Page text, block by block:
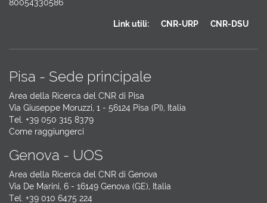
80054330586
Link utili: CNR-URP CNR-DSU
Pisa - Sede principale
Area della Ricerca del CNR di Pisa
Via Giuseppe Moruzzi, 1 - 56124 Pisa (PI), Italia
Tel. +39 050 315 8379
Come raggiungerci
Genova - UOS
Area della Ricerca del CNR di Genova
Via De Marini, 6 - 16149 Genova (GE), Italia
Tel. +39 010 6475 224